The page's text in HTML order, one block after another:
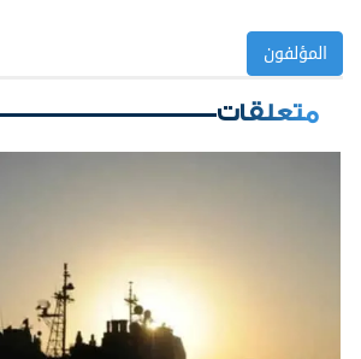
المؤلفون
متعلقات